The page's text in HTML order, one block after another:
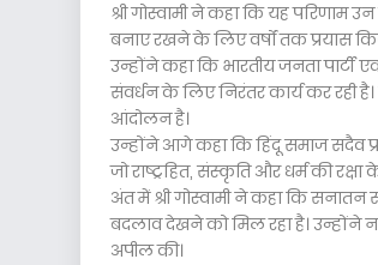
श्री गोस्वामी ने कहा कि यह परिणाम
बनाए रखने के लिए वर्षों तक प्रयास
उन्होंने कहा कि भारतीय जनता पार्टी
संवर्धन के लिए निरंतर कार्य कर
आंदोलन है।
उन्होंने आगे कहा कि हिंदू समाज सदैव
जो राष्ट्रहित, संस्कृति और धर्म की रक्षा
अंत में श्री गोस्वामी ने कहा कि
बदलाव देखने को मिल रहा है। उन्होंने
अपील की।